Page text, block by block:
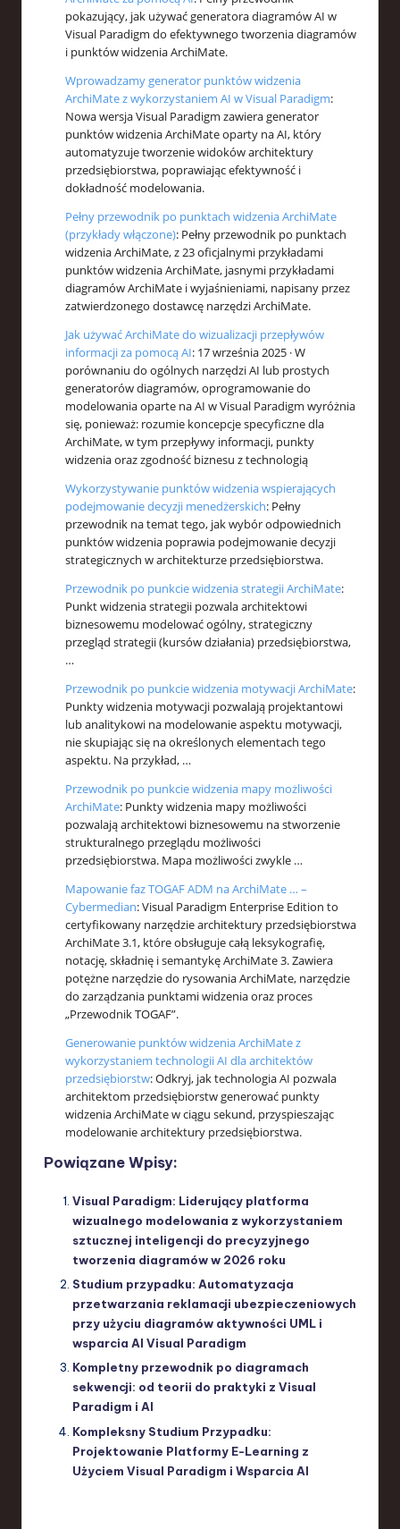
pokazujący, jak używać generatora diagramów AI w
Visual Paradigm do efektywnego tworzenia diagramów
i punktów widzenia ArchiMate.
Wprowadzamy generator punktów widzenia
ArchiMate z wykorzystaniem AI w Visual Paradigm:
Nowa wersja Visual Paradigm zawiera generator
punktów widzenia ArchiMate oparty na AI, który
automatyzuje tworzenie widoków architektury
przedsiębiorstwa, poprawiając efektywność i
dokładność modelowania.
Pełny przewodnik po punktach widzenia ArchiMate
(przykłady włączone): Pełny przewodnik po punktach
widzenia ArchiMate, z 23 oficjalnymi przykładami
punktów widzenia ArchiMate, jasnymi przykładami
diagramów ArchiMate i wyjaśnieniami, napisany przez
zatwierdzonego dostawcę narzędzi ArchiMate.
Jak używać ArchiMate do wizualizacji przepływów
informacji za pomocą AI: 17 września 2025 · W
porównaniu do ogólnych narzędzi AI lub prostych
generatorów diagramów, oprogramowanie do
modelowania oparte na AI w Visual Paradigm wyróżnia
się, ponieważ: rozumie koncepcje specyficzne dla
ArchiMate, w tym przepływy informacji, punkty
widzenia oraz zgodność biznesu z technologią
Wykorzystywanie punktów widzenia wspierających
podejmowanie decyzji menedżerskich: Pełny
przewodnik na temat tego, jak wybór odpowiednich
punktów widzenia poprawia podejmowanie decyzji
strategicznych w architekturze przedsiębiorstwa.
Przewodnik po punkcie widzenia strategii ArchiMate:
Punkt widzenia strategii pozwala architektowi
biznesowemu modelować ogólny, strategiczny
przegląd strategii (kursów działania) przedsiębiorstwa,
…
Przewodnik po punkcie widzenia motywacji ArchiMate:
Punkty widzenia motywacji pozwalają projektantowi
lub analitykowi na modelowanie aspektu motywacji,
nie skupiając się na określonych elementach tego
aspektu. Na przykład, …
Przewodnik po punkcie widzenia mapy możliwości
ArchiMate: Punkty widzenia mapy możliwości
pozwalają architektowi biznesowemu na stworzenie
strukturalnego przeglądu możliwości
przedsiębiorstwa. Mapa możliwości zwykle …
Mapowanie faz TOGAF ADM na ArchiMate … –
Cybermedian: Visual Paradigm Enterprise Edition to
certyfikowany narzędzie architektury przedsiębiorstwa
ArchiMate 3.1, które obsługuje całą leksykografię,
notację, składnię i semantykę ArchiMate 3. Zawiera
potężne narzędzie do rysowania ArchiMate, narzędzie
do zarządzania punktami widzenia oraz proces
„Przewodnik TOGAF”.
Generowanie punktów widzenia ArchiMate z
wykorzystaniem technologii AI dla architektów
przedsiębiorstw: Odkryj, jak technologia AI pozwala
architektom przedsiębiorstw generować punkty
widzenia ArchiMate w ciągu sekund, przyspieszając
modelowanie architektury przedsiębiorstwa.
Powiązane Wpisy:
Visual Paradigm: Liderujący platforma
wizualnego modelowania z wykorzystaniem
sztucznej inteligencji do precyzyjnego
tworzenia diagramów w 2026 roku
Studium przypadku: Automatyzacja
przetwarzania reklamacji ubezpieczeniowych
przy użyciu diagramów aktywności UML i
wsparcia AI Visual Paradigm
Kompletny przewodnik po diagramach
sekwencji: od teorii do praktyki z Visual
Paradigm i AI
Kompleksny Studium Przypadku:
Projektowanie Platformy E-Learning z
Użyciem Visual Paradigm i Wsparcia AI